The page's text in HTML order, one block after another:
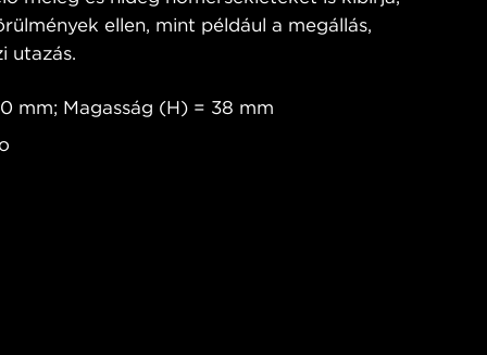
ellen, mint például a megállás,
utazás.
mm; Magasság (H) = 38 mm